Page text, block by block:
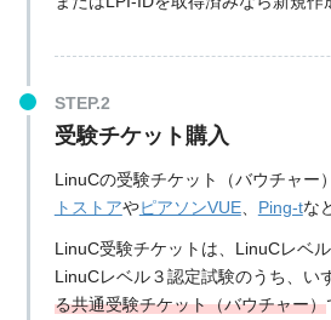
受験チケット購入
LinuCの受験チケット（バウチャー
トストアやピアソンVUE、 Ping-tな
LinuC受験チケットは、LinuCレベ
LinuCレベル３認定試験のうち、い
る共通受験チケット（バウチャー）